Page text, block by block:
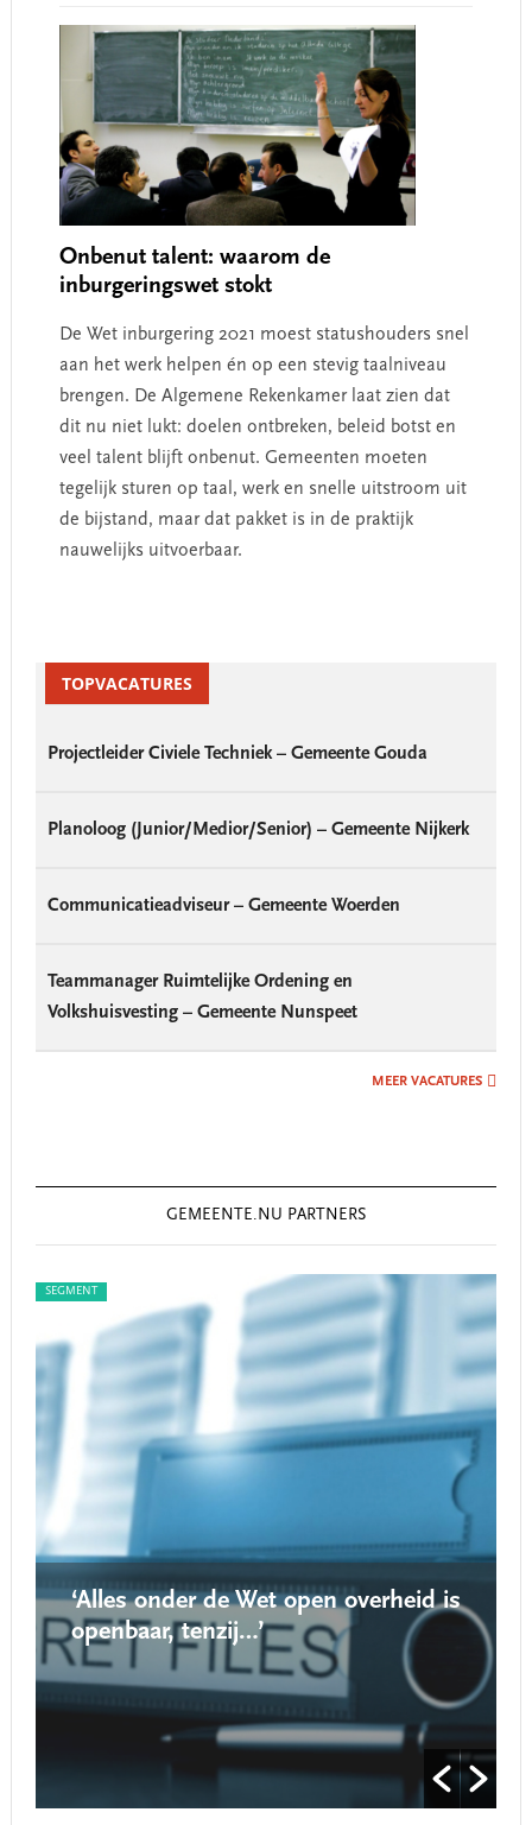
Onbenut talent: waarom de
inburgeringswet stokt
De Wet inburgering 2021 moest statushouders snel
aan het werk helpen én op een stevig taalniveau
brengen. De Algemene Rekenkamer laat zien dat
dit nu niet lukt: doelen ontbreken, beleid botst en
veel talent blijft onbenut. Gemeenten moeten
tegelijk sturen op taal, werk en snelle uitstroom uit
de bijstand, maar dat pakket is in de praktijk
nauwelijks uitvoerbaar.​
SidebarTOPVACATURES
Projectleider Civiele Techniek – Gemeente Gouda
Planoloog (Junior/Medior/Senior) – Gemeente Nijkerk
Communicatieadviseur – Gemeente Woerden
Teammanager Ruimtelijke Ordening en
Volkshuisvesting – Gemeente Nunspeet
MEER VACATURES
GEMEENTE.NU PARTNERS
SEGMENT
‘Alles onder de Wet open overheid is
openbaar, tenzij…’